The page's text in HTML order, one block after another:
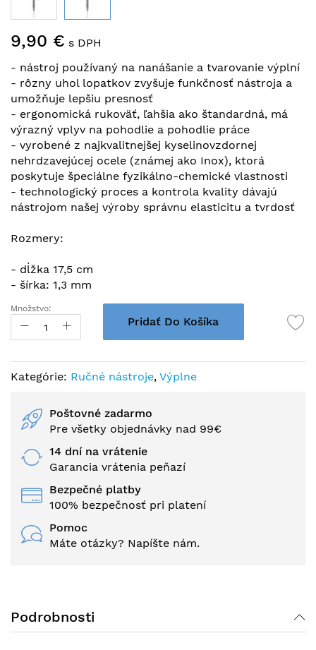
na
galérie
obrázkov
9,90 € s DPH
- nástroj používaný na nanášanie a tvarovanie výplní
- rôzny uhol lopatkov zvyšuje funkčnosť nástroja a
umožňuje lepšiu presnosť
- ergonomická rukoväť, ľahšia ako štandardná, má
výrazný vplyv na pohodlie a pohodlie práce
- vyrobené z najkvalitnejšej kyselinovzdornej
nehrdzavejúcej ocele (známej ako Inox), ktorá
poskytuje špeciálne fyzikálno-chemické vlastnosti
- technologický proces a kontrola kvality dávajú
nástrojom našej výroby správnu elasticitu a tvrdosť
Rozmery:
- dĺžka 17,5 cm
- šírka: 1,3 mm
Množstvo:
Pridať Do Košíka
Kategórie: Ručné nástroje, Výplne
Poštovné zadarmo
Pre všetky objednávky nad 99€
14 dní na vrátenie
Garancia vrátenia peňazí
Bezpečné platby
100% bezpečnosť pri platení
Pomoc
Máte otázky? Napíšte nám.
Podrobnosti